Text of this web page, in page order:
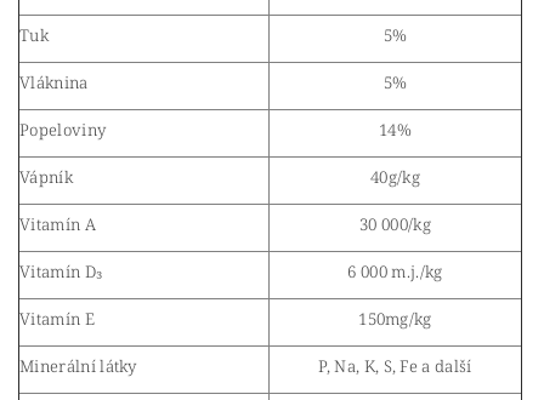
Tuk 5%
Vláknina 5%
Popeloviny 14%
Vápník 40g/kg
Vitamín A 30 000/kg
Vitamín D₃ 6 000 m.j./kg
Vitamín E 150mg/kg
Minerální látky P, Na, K, S, Fe a další